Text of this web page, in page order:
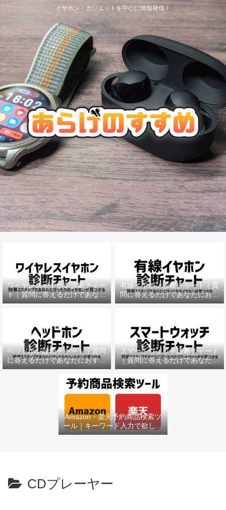
イヤホン・ガジェットを中心に情報発信！
ワイヤレスイヤホン診断チャー
ト｜質問に答えるだけであなた
におすすめの機種がわかる
有線イヤホン診断チャート｜質
問に答えるだけであなたにおす
すめの機種がわかる
ヘッドホン診断チャート｜質問
に答えるだけであなたにおすす
めの機種がわかる
スマートウォッチ診断チャート
｜質問に答えるだけであなたに
おすすめの機種がわかる
Amazon・楽天予約商品検索ツ
ール｜キーワード入力で欲しい
商品を即チェック
CDプレーヤー